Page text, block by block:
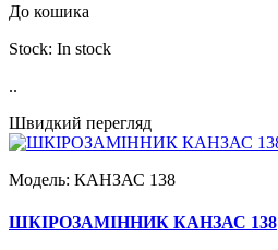
До кошика
Stock: In stock
..
Швидкий перегляд
Модель: КАНЗАС 138
ШКІРОЗАМІННИК КАНЗАС 138